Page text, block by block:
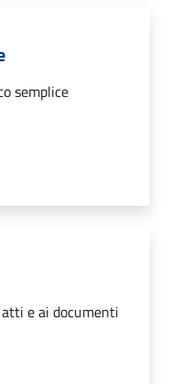
semplice
e ai documenti